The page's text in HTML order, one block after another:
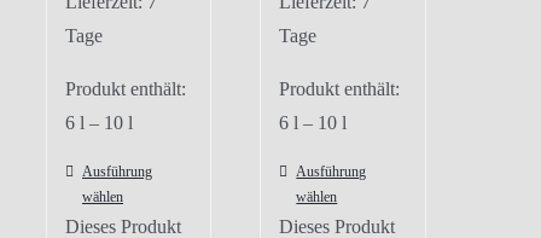
Tage
Produkt enthält:
6 l – 10 l
Ausführung
wählen
Dieses Produkt
Tage
Produkt enthält:
6l – 10l
Ausführung
wählen
Dieses Produkt